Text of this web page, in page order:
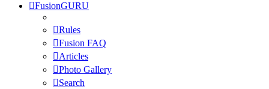
FusionGURU
Rules
Fusion FAQ
Articles
Photo Gallery
Search